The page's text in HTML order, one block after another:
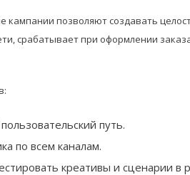
кампании позволяют создавать
срабатывает при оформлении
путь.
по всем каналам.
креативы и сценарии в